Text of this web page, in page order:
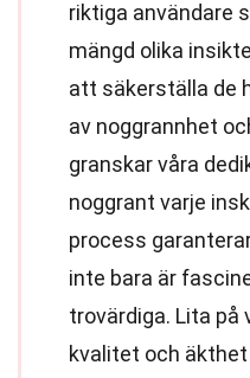
riktiga användare
mängd olika
att säkerställa de
av noggrannhet
granskar våra
noggrant varje
process
inte bara är
trovärdiga. Lita på
kvalitet och